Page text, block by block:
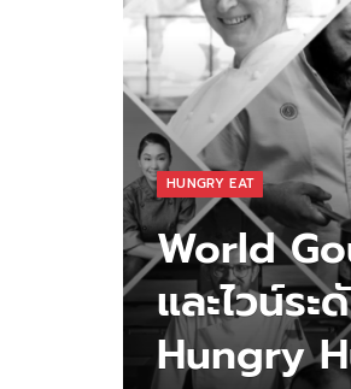
HUNGRY EAT
World
และไวน์ร
Hungry